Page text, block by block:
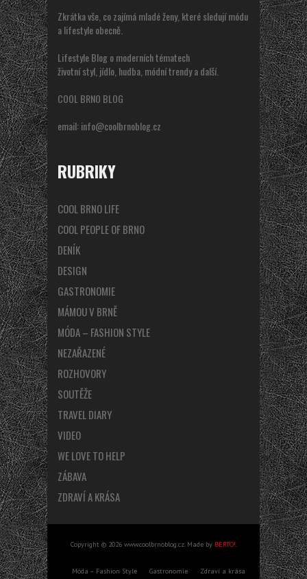
Zkrátka vše, co zajímá mladé ženy, které sledují módu
a lifestyle obecně.
Lifestyle Blog o moderních tématech
životní styl, jídlo, hudba, módní trendy a další.
COOL BRNO BLOG
email:info@coolbrnoblog.cz
RUBRIKY
COOL BRNO LIFE
COOL PEOPLE OF BRNO
DENÍK
DESIGN
GASTRONOMIE
MÁMOU V BRNĚ
MÓDA – FASHION STYLE
NEZAŘAZENÉ
ROZHOVORY
SOUTĚŽE
TRAVEL DIARY
VIDEO
WE LOVE TO HELP
ZÁBAVA
ZDRAVÍ A KRÁSA
Copyright © 2026 www.coolbrnoblog.cz. Made by BERTO!.
Móda – Fashion Style Gastronomie Zdraví a krása